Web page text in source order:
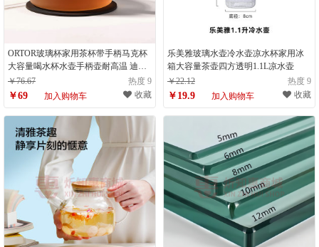
ORTOR玻璃杯家用茶杯带手柄马克杯
大容量喝水杯水壶手柄壶耐高温 迪斯
手柄杯单只
￥76.67 热度 9
￥69 加入购物车 收藏
乐美雅玻璃水壶冷水壶凉水杯家用冰
箱大容量茶壶四方透明1.1L凉水壶
￥22.12
热度 9
￥19.9 加入购物车 收藏